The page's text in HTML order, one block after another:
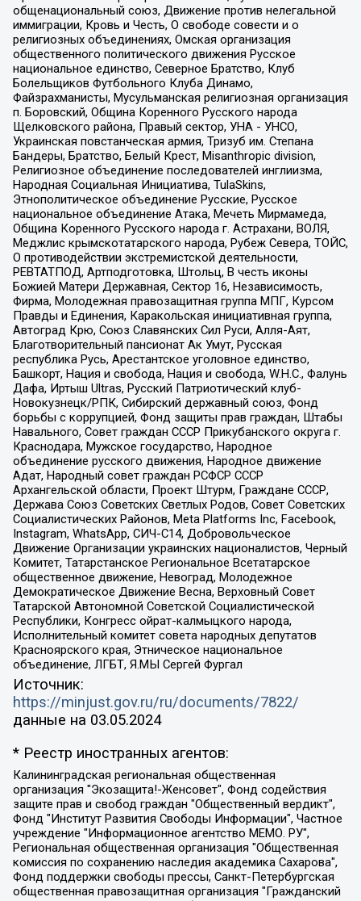
общенациональный союз, Движение против нелегальной
иммиграции, Кровь и Честь, О свободе совести и о
религиозных объединениях, Омская организация
общественного политического движения Русское
национальное единство, Северное Братство, Клуб
Болельщиков Футбольного Клуба Динамо,
Файзрахманисты, Мусульманская религиозная организация
п. Боровский, Община Коренного Русского народа
Щелковского района, Правый сектор, УНА - УНСО,
Украинская повстанческая армия, Тризуб им. Степана
Бандеры, Братство, Белый Крест, Misanthropic division,
Религиозное объединение последователей инглиизма,
Народная Социальная Инициатива, TulaSkins,
Этнополитическое объединение Русские, Русское
национальное объединение Атака, Мечеть Мирмамеда,
Община Коренного Русского народа г. Астрахани, ВОЛЯ,
Меджлис крымскотатарского народа, Рубеж Севера, ТОЙС,
О противодействии экстремистской деятельности,
РЕВТАТПОД, Артподготовка, Штольц, В честь иконы
Божией Матери Державная, Сектор 16, Независимость,
Фирма, Молодежная правозащитная группа МПГ, Курсом
Правды и Единения, Каракольская инициативная группа,
Автоград Крю, Союз Славянских Сил Руси, Алля-Аят,
Благотворительный пансионат Ак Умут, Русская
республика Русь, Арестантское уголовное единство,
Башкорт, Нация и свобода, Нация и свобода, W.H.С., Фалунь
Дафа, Иртыш Ultras, Русский Патриотический клуб-
Новокузнецк/РПК, Сибирский державный союз, Фонд
борьбы с коррупцией, Фонд защиты прав граждан, Штабы
Навального, Совет граждан СССР Прикубанского округа г.
Краснодара, Мужское государство, Народное
объединение русского движения, Народное движение
Адат, Народный совет граждан РСФСР СССР
Архангельской области, Проект Штурм, Граждане СССР,
Держава Союз Советских Светлых Родов, Совет Советских
Социалистических Районов, Meta Platforms Inc, Facebook,
Instagram, WhatsApp, СИЧ-С14, Добровольческое
Движение Организации украинских националистов, Черный
Комитет, Татарстанское Региональное Всетатарское
общественное движение, Невоград, Молодежное
Демократическое Движение Весна, Верховный Совет
Татарской Автономной Советской Социалистической
Республики, Конгресс ойрат-калмыцкого народа,
Исполнительный комитет совета народных депутатов
Красноярского края, Этническое национальное
объединение, ЛГБТ, Я.МЫ Сергей Фургал
Источник:
https://minjust.gov.ru/ru/documents/7822/
данные на 03.05.2024
* Реестр иностранных агентов:
Калининградская региональная общественная организация "Экозащита!-Женсовет", Фонд содействия защите прав и свобод граждан "Общественный вердикт", Фонд "Институт Развития Свободы Информации", Частное учреждение "Информационное агентство МЕМО. РУ", Региональная общественная организация "Общественная комиссия по сохранению наследия академика Сахарова", Фонд поддержки свободы прессы, Санкт-Петербургская общественная правозащитная организация "Гражданский контроль", Межрегиональная общественная организация "Информационно-просветительский центр "Мемориал", Региональный Фонд "Центр Защиты Прав Средств Массовой Информации", с 05.12.2023 Фонд "Центр Защиты Прав Средств массовой информации", Региональная общественная благотворительная организация помощи беженцам и мигрантам "Гражданское содействие", Негосударственное образовательное учреждение дополнительного профессионального образования (повышение квалификации) специалистов "АКАДЕМИЯ ПО ПРАВАМ ЧЕЛОВЕКА", Свердловская региональная общественная организация "Сутяжник", Автономная некоммерческая организация "Центр независимых социологических исследований", Союз общественных объединений "Российский исследовательский центр по правам человека", Региональное общественное учреждение научно-информационный центр "МЕМОРИАЛ", Некоммерческая организация "Фонд защиты гласности", Автономная некоммерческая организация "Институт прав человека", Городская общественная организация "Екатеринбургское общество "МЕМОРИАЛ", Городская общественная организация "Рязанское историко-просветительское и правозащитное общество "Мемориал" (Рязанский Мемориал), Челябинский региональный орган общественной самодеятельности – женское общественное объединение "Женщины Евразии", Челябинский региональный орган общественной самодеятельности "Уральская правозащитная группа", Фонд содействия защите здоровья и социальной справедливости имени Андрея Рылькова, Автономная Некоммерческая Организация "Аналитический Центр Юрия Левады", Автономная некоммерческая организация социальной поддержки населения "Проект Апрель", Региональная общественная организация помощи женщинам и детям, находящимся в кризисной ситуации "Информационно-методический центр "Анна", Фонд содействия развитию массовых коммуникаций и правовому просвещению "Так-так-Так", Фонд содействия устойчивому развитию "Серебряная тайга", Свердловский региональный общественный фонд социальных проектов "Новое время", "Idel.Реалии", Кавказ.Реалии, Крым.Реалии, Телеканал Настоящее Время, Татаро-башкирская служба Радио Свобода (Azatliq Radiosi), Радио Свободная Европа/Радио Свобода (PCE/PC), "Сибирь.Реалии", "Фактограф", Благотворительный фонд помощи осужденным и их семьям, Автономная некоммерческая организация "Институт глобализации и социальных движений", Фонд "В защиту прав заключенных", Частное учреждение "Центр поддержки и содействия развитию средств массовой информации", Пензенский региональный общественный благотворительный фонд "Гражданский союз", "Север.Реалии", Некоммерческая организация Фонд "Правовая инициатива", Общество с ограниченной ответственностью "Радио Свободная Европа/Радио Свобода", Чешское информационное агентство "MEDIUM-ORIENT", Красноярская региональная общественная организация "Мы против СПИДа", Камалягин Денис Николаевич, Маркелов Сергей Евгеньевич, Пономарев Лев Александрович, Савицкая Людмила Алексеевна, Автономная некоммерческая организация "Центр по работе с проблемой насилия "НАСИЛИЮ.НЕТ", Межрегиональный профессиональный союз работников здравоохранения "Альянс врачей", Юридическое лицо, зарегистрированное в Латвийской Республике, SIA "Medusa Project" (регистрационный номер 40103797863, дата регистрации 10.06.2014), Некоммерческая организация "Фонд по борьбе с коррупцией", Автономная некоммерческая организация "Институт права и публичной политики", Баданин Роман Сергеевич, Гликин Максим Александрович, Железнова Мария Михайловна, Лукьянова Юлия Сергеевна, Маетная Елизавета Витальевна, Маняхин Петр Борисович, Чуракова Ольга Владимировна, Ярош Юлия Петровна, Юридическое лицо "The Insider SIA", зарегистрированное в Риге, Латвийская Республика (дата регистрации 26.06.2015), являющееся администратором доменного имени интернет-издания "The Insider SIA", https://theins.ru, Постернак Алексей Евгеньевич, Рубин Михаил Аркадьевич, Анин Роман Александрович, Юридическое лицо Istories fonds, зарегистрированное в Латвийской Республике (регистрационный номер 50008295751, дата регистрации 24.02.2020), Великовский Дмитрий Александрович, Долинина Ирина Николаевна, Мароховская Алеся Алексеевна, Шлейнов Роман Юрьевич, Шмагун Олеся Валентиновна, Общество с ограниченной ответственностью "Альтаир 2021", Общество с ограниченной ответственностью "Вега 2021", Общество с ограниченной ответственностью "Главный редактор 2021", Общество с ограниченной ответственностью "Ромашки монолит", Важенков Артем Валерьевич, Ивановская областная общественная организация "Центр гендерных исследований", Гурман Юрий Альбертович, Медиапроект "ОВД-Инфо", Егоров Владимир Владимирович, Жилинский Владимир Александрович, Общество с ограниченной ответственностью "ЗП", Иванова София Юрьевна, Карезина Инна Павловна, Кильтау Екатерина Викторовна, Петров Алексей Викторович, Пискунов Сергей Евгеньевич, Смирнов Сергей Сергеевич, Тихонов Михаил Сергеевич, Общество с ограниченной ответственностью "ЖУРНАЛИСТ-ИНОСТРАННЫЙ АГЕНТ", Арапова Галина Юрьевна, Вольтская Татьяна Анатольевна, Американская компания "Mason G.E.S. Anonymous Foundation" (США), являющаяся владельцем интернет-издания https://mnews.world/, Компания "Stichting Bellingcat", зарегистрированная в Нидерландах (дата регистрации 11.07.2018), Захаров Андрей Вячеславович, Клепиковская Екатерина Дмитриевна, Общество с ограниченной ответственностью "МЕМО", Перл Роман Александрович, Симонов Евгений Алексеевич, Соловьева Елена Анатольевна, Сотников Даниил Владимирович, Сурначева Елизавета Дмитриевна, Автономная некоммерческая организация по защите прав человека и информированию населения "Якутия – Наше Мнение", Общество с ограниченной ответственностью "Москоу диджитал медиа", с 26.01.2023 Общество с ограниченной ответственностью "Чайка Белые сады", Ветошкина Валерия Валерьевна, Заговора Максим Александрович, Межрегиональное общественное движение "Российская ЛГБТ - сеть", Оленичев Максим Владимирович, Павлов Иван Юрьевич, Скворцова Елена Сергеевна, Общество с ограниченной ответственностью "Как бы инагент", Кочетков Игорь Викторович, Общество с ограниченной ответственностью "Честные выборы", Еланчик Олег Александрович, Общество с ограниченной ответственностью "Нобелевский призыв", Гималова Регина Эмилевна, Григорьев Андрей Валерьевич, Григорьева Алина Александровна, Ассоциация по содействию защите прав призывников, альтернативнослужащих и военнослужащих "Правозащитная группа "Гражданин.Армия.Право", Хисамова Регина Фаритовна, Автономная некоммерческая организация по реализации социально-правовых программ "Лилит", Дальневосточное общественное движение "Маяк", Санкт-Петербургская ЛГБТ-инициативная группа "Выход", Инициативная группа ЛГБТ+ "Реверс", Алексеев Андрей Викторович, Бекбулатова Таисия Львовна, Беляев Иван Михайлович, Владыкина Елена Сергеевна, Гельман Марат Александрович, Никульшина Вероника Юрьевна, Толоконникова Надежда Андреевна, Шендерович Виктор Анатольевич, Общество с ограниченной ответственностью "Данное сообщение", Общество с ограниченной ответственностью Издательский дом "Новая глава", Айнбиндер Александра Александровна, Московский комьюнити-центр для ЛГБТ+инициатив, Благотворительный фонд развития филантропии, Deutsche Welle (Германия, Kurt-Schumacher-Strasse 3, 53113 Bonn), Борзунова Мария Михайловна, Воробьев Виктор Викторович, Голубева Анна Львовна, Константинова Алла Михайловна, Малкова Ирина Владимировна, Мурадов Мурад Абдулгалимович, Осетинская Елизавета Николаевна, Понасенков Евгений Николаевич, Ганапольский Матвей Юрьевич, Киселев Евгений Алексеевич, Борухович Ирина Григорьевна, Дремин Иван Тимофеевич, Дубровский Дмитрий Викторович, Красноярская региональная общественная организация поддержки и развития альтернативных образовательных технологий и межкультурных коммуникаций "ИНТЕРРА", Маяковская Екатерина Алексеевна, Фейгин Марк Захарович, Филимонов Андрей Викторович, Дзугкоева Регина Николаевна, Доброхотов Роман Александрович, Дудь Юрий Александрович, Елкин Сергей Владимирович, Кругликов Кирилл Игоревич, Сабунаева Мария Леонидовна, Семенов Алексей Владимирович, Шаинян Карен Багратович, Шульман Екатерина Михайловна, Асафьев Артур Валерьевич, Вахштайн Виктор Семенович, Венедиктов Алексей Алексеевич, Лушникова Екатерина Евгеньевна, Волков Леонид Михайлович, Невзоров Александр Глебович, Пархоменко Сергей Борисович, Сироткин Ярослав Николаевич, Кара-Мурза Владимир Владимирович, Баранова Наталья Владимировна, Гозман Леонид Яковлевич, Кагарлицкий Борис Юльевич, Климарев Михаил Валерьевич, Милов Владимир Станиславович, Автономная некоммерческая организация Краснодарский центр современного искусства "Типография", Моргенштерн Алишер Тагирович, Соболь Любовь Эдуардовна, Общество с ограниченной ответственностью "ЛИЗА НОРМ", Каспаров Гарри Кимович, Ходорковский Михаил Борисович, Общество с ограниченной ответственностью "Апрельские тезисы", Данилович Ирина Брониславовна, Кашин Олег Владимирович, Петров Николай Владимирович, Пивоваров Алексей Владимирович, Соколов Михаил Владимирович, Цветкова Юлия Владимировна, Чичваркин Евгений Александрович, Комитет против пыток/Команда против пыток, Общество с ограниченной ответственностью "Первый научный", Общество с ограниченной ответственностью "Вертолет и ко", Белоцерковская Вероника Борисовна, Кац Максим Евгеньевич, Лазарева Татьяна Юрьевна, Шаведдинов Руслан Табризович, Яшин Илья Валерьевич, Общество с ограниченной ответственностью "Иноагент ААВ", Алешковский Дмитрий Петрович, Альбац Евгения Марковна, Быков Дмитрий Львович, Галямина Юлия Евгеньевна, Лойко Сергей Леонидович, Мартынов Кирилл Константинович, Медведев Сергей Александрович, Крашенинников Федор Геннадиевич, Гордеева Катерина Вл